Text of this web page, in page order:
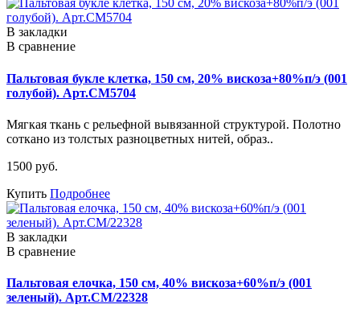
В закладки
В сравнение
Пальтовая букле клетка, 150 см, 20% вискоза+80%п/э (001
голубой). Арт.СМ5704
Мягкая ткань с рельефной вывязанной структурой. Полотно
соткано из толстых разноцветных нитей, образ..
1500 руб.
Купить Подробнее
В закладки
В сравнение
Пальтовая елочка, 150 см, 40% вискоза+60%п/э (001
зеленый). Арт.СМ/22328